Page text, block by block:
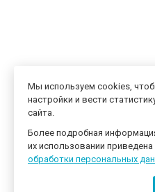
Мы используем cookies,
настройки и вести
сайта.
Более подробная
их использовании
обработки персональных